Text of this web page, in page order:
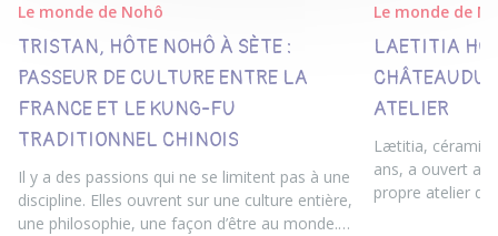
Le monde de Nohô
TRISTAN, HÔTE NOHÔ À SÈTE :
PASSEUR DE CULTURE ENTRE LA
FRANCE ET LE KUNG-FU
TRADITIONNEL CHINOIS
Il y a des passions qui ne se limitent pas à une
discipline. Elles ouvrent sur une culture entière,
une philosophie, une façon d’être au monde.
Le monde de
LAETITIA
ATELIER
Lætitia,
ans, a ouvert au
propre atelier